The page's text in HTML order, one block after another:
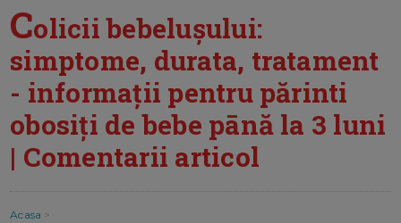
Colicii bebelușului:
simptome, durata, tratament
- informații pentru părinti
obosiți de bebe pānă la 3 luni
| Comentarii articol
Acasa >